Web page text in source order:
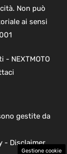
Non può
ai sensi
NEXTMOTO
gestite da
- Disclaimer
Gestione cookie